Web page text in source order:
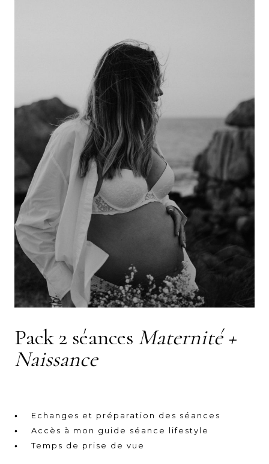
Pack 2 séances Maternité +
Naissance
Echanges et préparation des séances
Accès à mon guide séance lifestyle
Temps de prise de vue